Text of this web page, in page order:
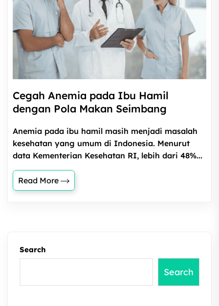
Cegah Anemia pada Ibu Hamil
dengan Pola Makan Seimbang
Anemia pada ibu hamil masih menjadi masalah
kesehatan yang umum di Indonesia. Menurut
data Kementerian Kesehatan RI, lebih dari 48%...
Read More
Search
Search